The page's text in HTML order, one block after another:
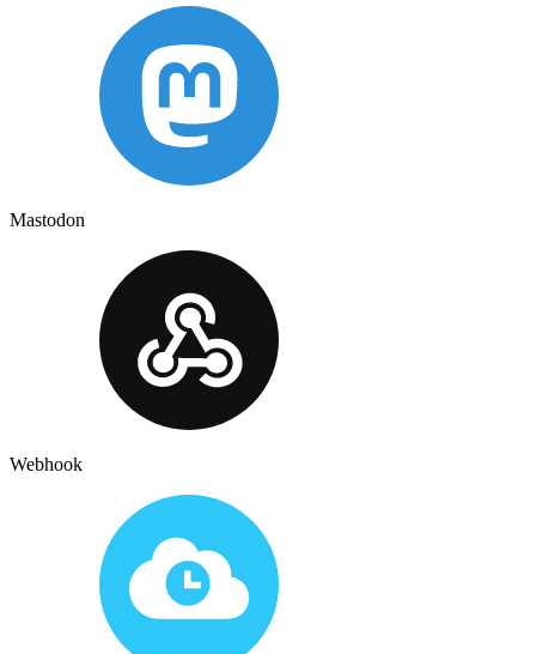
Mastodon
Webhook